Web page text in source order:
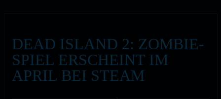
DEAD ISLAND 2: ZOMBIE-
SPIEL ERSCHEINT IM
APRIL BEI STEAM